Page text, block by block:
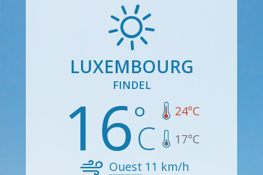
LUXEMBOURG
FINDEL
16 24°C
17°C
Ouest 11 km/h